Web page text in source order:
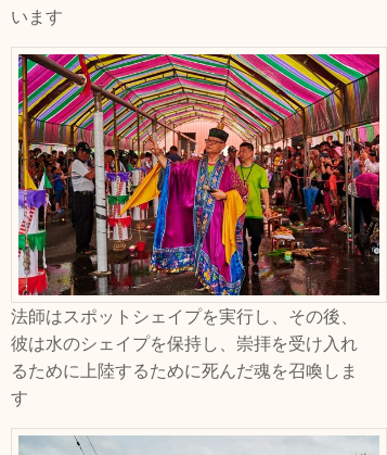
います
法師はスポットシェイプを実行し、その後、
彼は水のシェイプを保持し、崇拝を受け入れ
るために上陸するために死んだ魂を召喚しま
す